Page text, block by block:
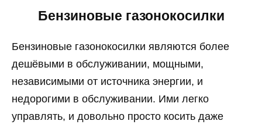
Бензиновые газонокосилки
Бензиновые газонокосилки являются более
дешёвыми в обслуживании, мощными,
независимыми от источника энергии, и
недорогими в обслуживании. Ими легко
управлять, и довольно просто косить даже